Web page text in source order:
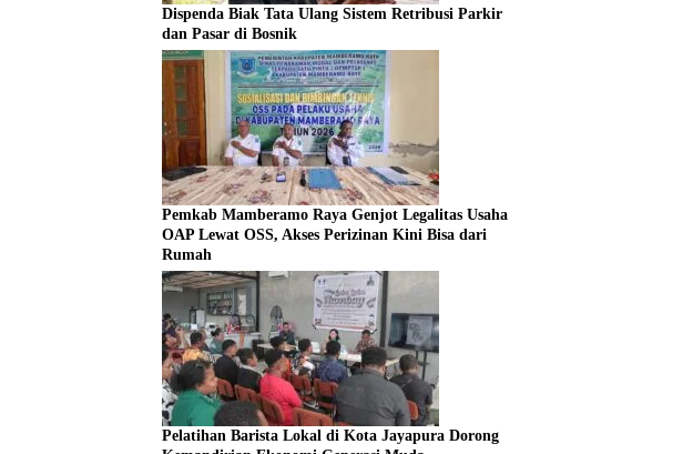
Dispenda Biak Tata Ulang Sistem Retribusi Parkir
dan Pasar di Bosnik
Pemkab Mamberamo Raya Genjot Legalitas Usaha
OAP Lewat OSS, Akses Perizinan Kini Bisa dari
Rumah
Pelatihan Barista Lokal di Kota Jayapura Dorong